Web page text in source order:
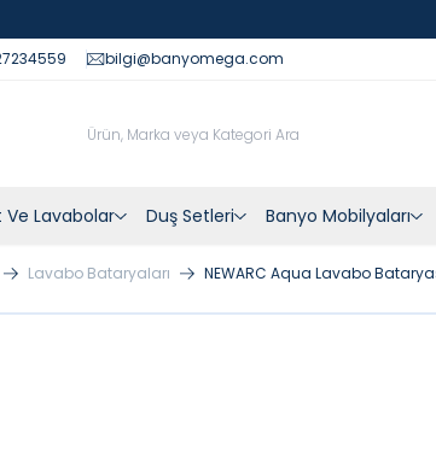
bilgi@banyomega.com
Ve Lavabolar Duş Setleri Banyo Mobilyaları
Lavabo Bataryaları NEWARC Aqua Lavabo